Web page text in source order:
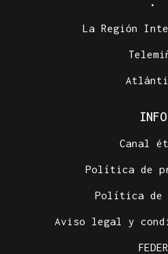
La Región
INFO
Canal
Política de
Política de
Aviso legal y
FEDER